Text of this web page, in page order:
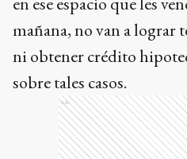
mañana, no van a lograr
ni obtener crédito
sobre tales casos.
Ads